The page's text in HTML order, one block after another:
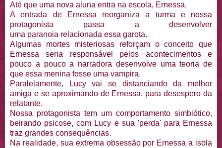
Até que uma nova aluna entra na escola, Ernessa.
A entrada de Ernessa reorganiza a turma e nossa
protagonista passa a desenvolver
uma paranoia relacionada essa garota.
Algumas mortes misteriosas reforçam o conceito que
Ernessa seria responsável pelos acontecimentos e
pouco a pouco a narradora desenvolve uma teoria de
que essa menina fosse uma vampira.
Paralelamente, Lucy vai se distanciando da melhor
amiga e se aproximando de Ernessa, para desespero da
relatante.
Nossa protagonista tem um comportamento simbiótico,
beirando psicose, com Lucy e sua 'perda' para Ernessa
traz grandes consequências.
Na realidade, sua extrema obsessão por Ernessa a isola